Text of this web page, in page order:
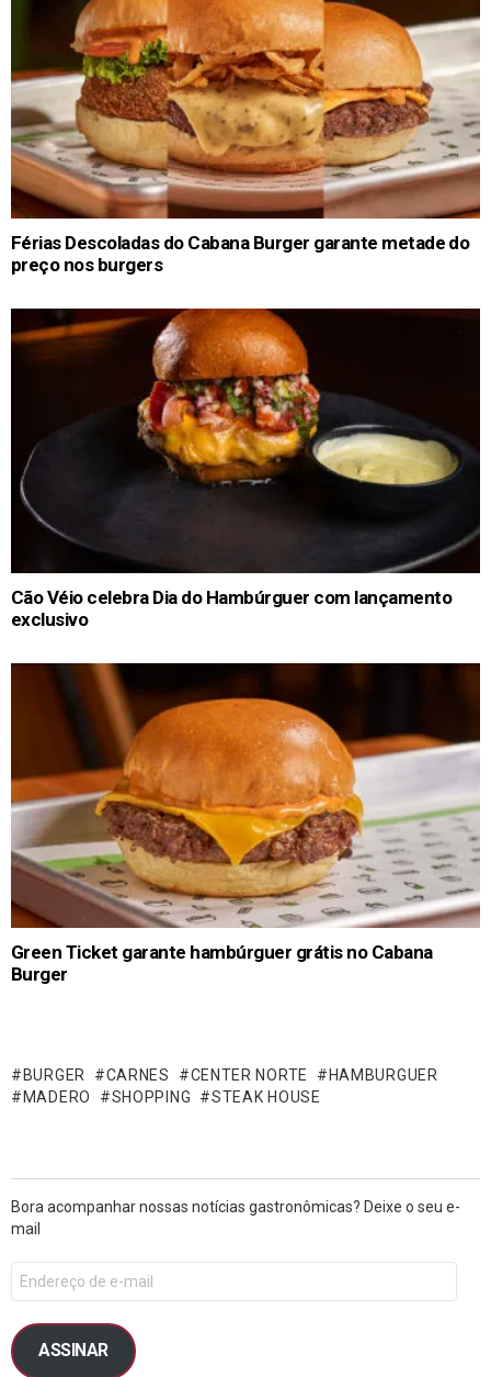
Férias Descoladas do Cabana Burger garante metade do
preço nos burgers
Cão Véio celebra Dia do Hambúrguer com lançamento
exclusivo
Green Ticket garante hambúrguer grátis no Cabana
Burger
BURGER CARNES CENTER NORTE
HAMBURGUER
MADERO
SHOPPING STEAK HOUSE
Bora acompanhar nossas notícias gastronômicas? Deixe o seu e-
mail
ASSINAR